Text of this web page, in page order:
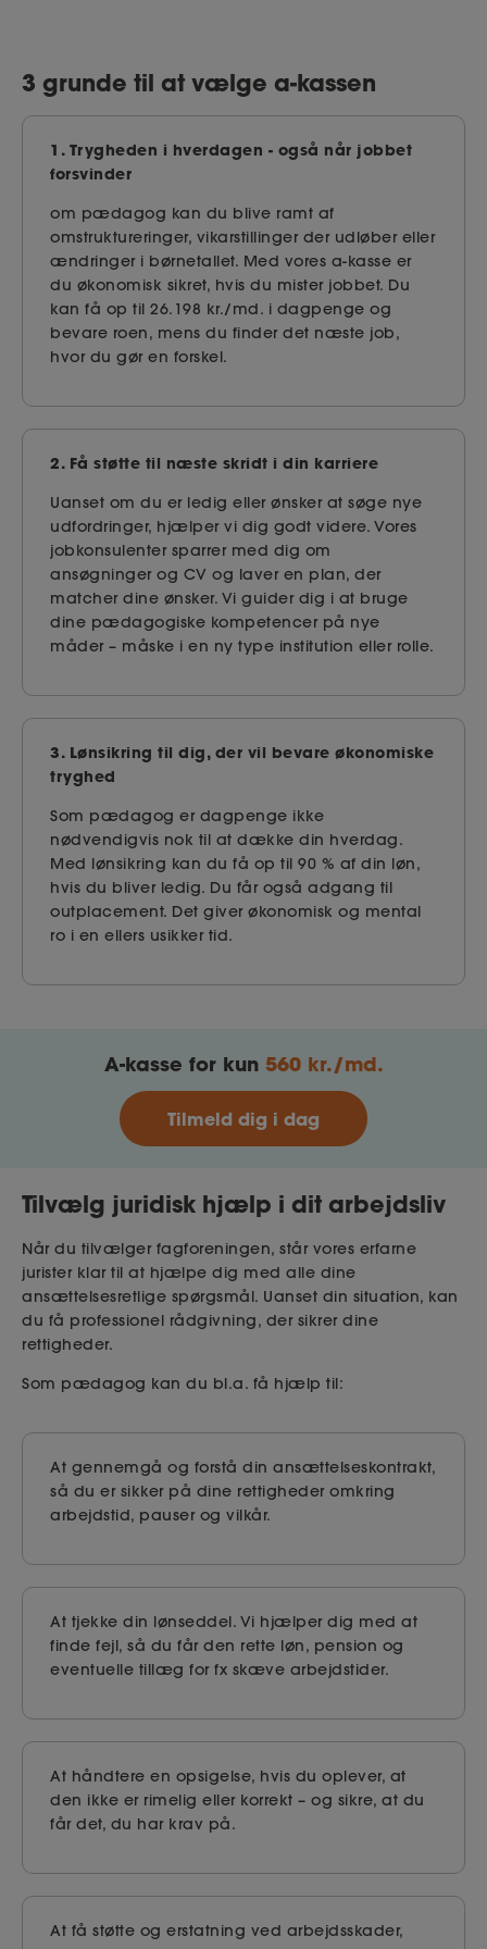
3 grunde til at vælge a-kassen
1. Trygheden i hverdagen - også når jobbet
forsvinder
om pædagog kan du blive ramt af
omstruktureringer, vikarstillinger der udløber eller
ændringer i børnetallet. Med vores a-kasse er
du økonomisk sikret, hvis du mister jobbet. Du
kan få op til 26.198 kr./md. i dagpenge og
bevare roen, mens du finder det næste job,
hvor du gør en forskel.
2. Få støtte til næste skridt i din karriere
Uanset om du er ledig eller ønsker at søge nye
udfordringer, hjælper vi dig godt videre. Vores
jobkonsulenter sparrer med dig om
ansøgninger og CV og laver en plan, der
matcher dine ønsker. Vi guider dig i at bruge
dine pædagogiske kompetencer på nye
måder – måske i en ny type institution eller rolle.
3. Lønsikring til dig, der vil bevare økonomiske
tryghed
Som pædagog er dagpenge ikke
nødvendigvis nok til at dække din hverdag.
Med lønsikring kan du få op til 90 % af din løn,
hvis du bliver ledig. Du får også adgang til
outplacement. Det giver økonomisk og mental
ro i en ellers usikker tid.
A-kasse for kun 560 kr./md.
Tilmeld dig i dag
Tilvælg juridisk hjælp i dit arbejdsliv
Når du tilvælger fagforeningen, står vores erfarne
jurister klar til at hjælpe dig med alle dine
ansættelsesretlige spørgsmål. Uanset din situation, kan
du få professionel rådgivning, der sikrer dine
rettigheder.
Som pædagog kan du bl.a. få hjælp til:
At gennemgå og forstå din ansættelseskontrakt,
så du er sikker på dine rettigheder omkring
arbejdstid, pauser og vilkår.
At tjekke din lønseddel. Vi hjælper dig med at
finde fejl, så du får den rette løn, pension og
eventuelle tillæg for fx skæve arbejdstider.
At håndtere en opsigelse, hvis du oplever, at
den ikke er rimelig eller korrekt – og sikre, at du
får det, du har krav på.
At få støtte og erstatning ved arbejdsskader,